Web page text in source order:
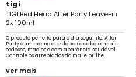
tigi
TIGI Bed Head After Party Leave-in
2x 100ml
O produto perfeito para o dia seguinte. After
Party é um creme que deixa os cabelos mais
sedosos, macios e com aparência saudável.
Controle os arrepiados do mal e brilhe.
ver mais